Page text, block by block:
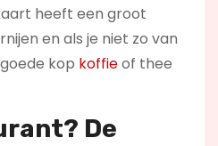
heeft een groot
en als je niet zo van
kop koffieof thee
? De